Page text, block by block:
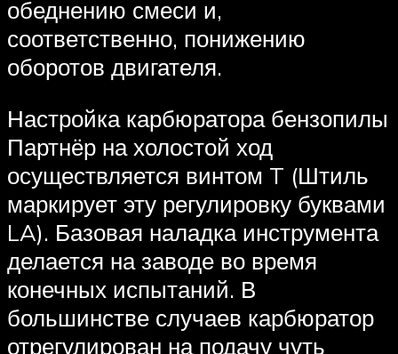
обеднению смеси и,
соответственно, понижению
оборотов двигателя.
Настройка карбюратора бензопилы
Партнёр на холостой ход
осуществляется винтом T (Штиль
маркирует эту регулировку буквами
LA). Базовая наладка инструмента
делается на заводе во время
конечных испытаний. В
большинстве случаев карбюратор
отрегулирован на подачу чуть